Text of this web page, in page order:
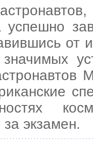
от
экзамен.